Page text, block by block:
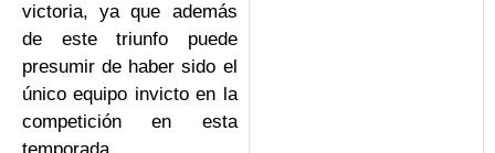
victoria, ya que además
de este triunfo puede
presumir de haber sido el
único equipo invicto en la
competición en esta